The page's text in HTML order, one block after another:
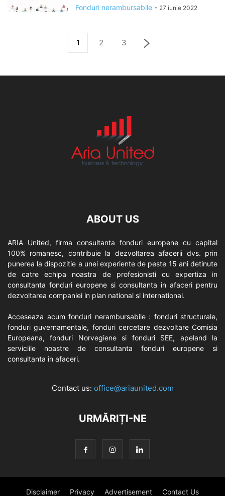
Fonduri nerambursabile - 27 iunie 2022
1 2 3
ABOUT US
ARIA United, firma consultanta fonduri europene cu capital
100% romanesc, contribuie la dezvoltarea afacerii dvs. prin
punerea la dispozitie a unei experiente de peste 15 ani detinute
de catre echipa noastra de profesionisti cu expertiza in
consultanta fonduri europene si consultanta in afaceri pentru
dezvoltarea companiei in plan national si international.
Acceseaza acum fonduri nerambursabile : fonduri structurale,
fonduri guvernamentale, fonduri cercetare dezvoltare Comisia
Europeana, fonduri Norvegiene si fonduri SEE, apeland la
serviciile noastre de consultanta fonduri europene si
consultanta in afaceri.
Contact us: office@ariaunited.com
URMĂRIȚI-NE
Disclaimer Privacy Advertisement Contact Us